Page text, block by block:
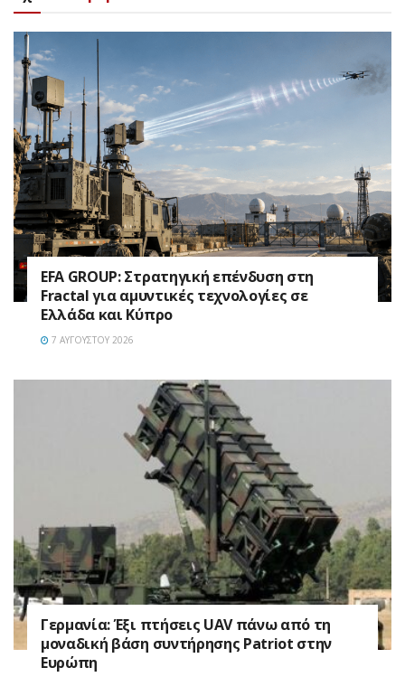
EFA GROUP: Στρατηγική επένδυση στη
Fractal για αμυντικές τεχνολογίες σε
Ελλάδα και Κύπρο
7 ΑΥΓΟΎΣΤΟΥ 2026
Γερμανία: Έξι πτήσεις UAV πάνω από τη
μοναδική βάση συντήρησης Patriot στην
Ευρώπη